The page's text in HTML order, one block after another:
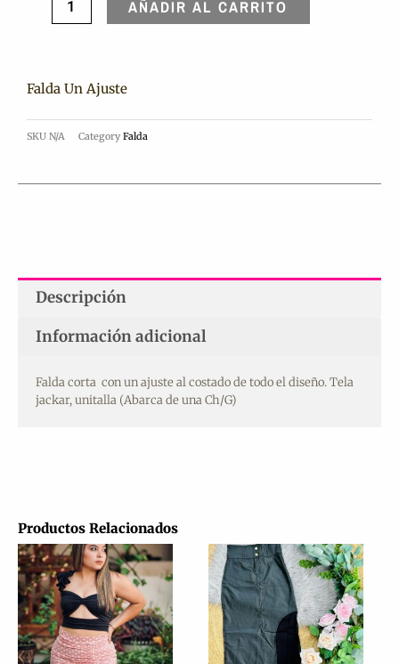
AÑADIR AL CARRITO
Productos Relacionados
Falda Un Ajuste
SKU N/A Category Falda
Descripción
Información adicional
Falda corta con un ajuste al costado de todo el diseño. Tela
jackar, unitalla (Abarca de una Ch/G)